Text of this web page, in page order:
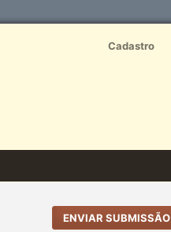
Cadastro
ENVIAR SUBMISSÃO